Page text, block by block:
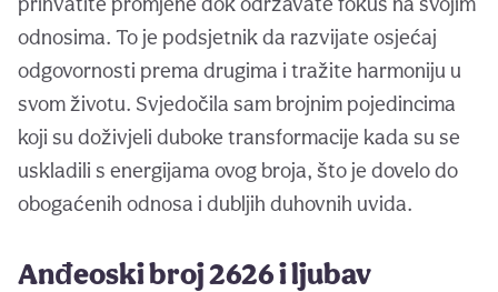
odnosima. To je podsjetnik da razvijate osjećaj
odgovornosti prema drugima i tražite harmoniju u
svom životu. Svjedočila sam brojnim pojedincima
koji su doživjeli duboke transformacije kada su se
uskladili s energijama ovog broja, što je dovelo do
obogaćenih odnosa i dubljih duhovnih uvida.
Anđeoski broj 2626 i ljubav